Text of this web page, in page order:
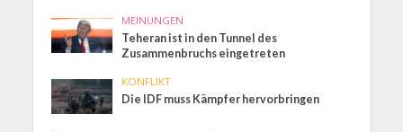
MEINUNGEN
Teheran ist in den Tunnel des
Zusammenbruchs eingetreten
KONFLIKT
Die IDF muss Kämpfer hervorbringen